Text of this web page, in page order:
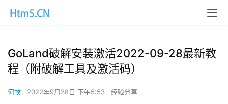
GoLand破解安装激活2022-09-28最新教
程（附破解工具及激活码）
何故 2022年9月28日 下午5:53 经验分享